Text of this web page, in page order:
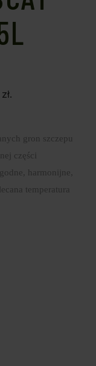
zł.
gron szczepu
części
harmonijne,
temperatura